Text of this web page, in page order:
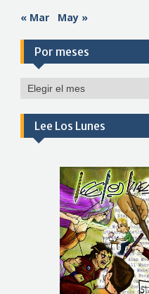
« Mar May »
Por meses
Por
Lee Los Lunes